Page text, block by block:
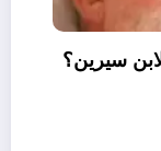
لابن